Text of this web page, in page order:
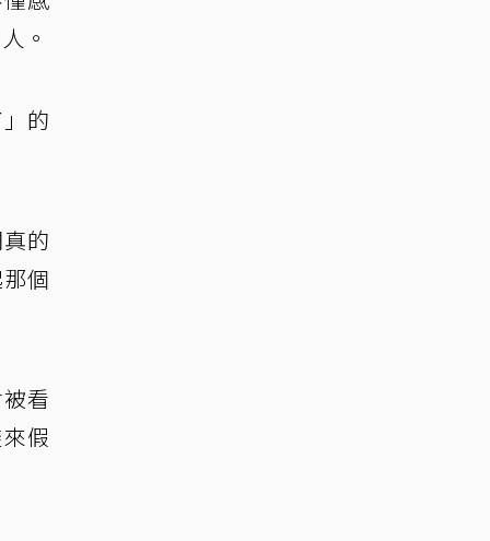
。
的
的
個
看
假